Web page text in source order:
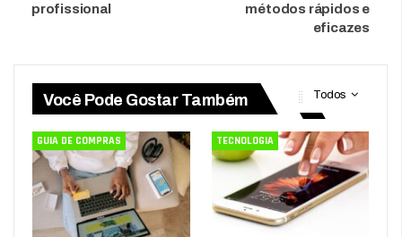
profissional
métodos rápidos e
eficazes
Todos
Você Pode Gostar Também
GUIA DE COMPRAS TECNOLOGIA